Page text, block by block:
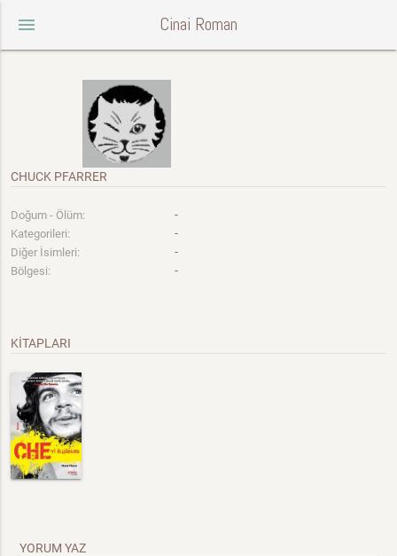
menu Cinai Roman
CHUCK PFARRER
Doğum - Ölüm: -
Kategorileri: -
Diğer İsimleri: -
Bölgesi: -
KİTAPLARI
YORUM YAZ